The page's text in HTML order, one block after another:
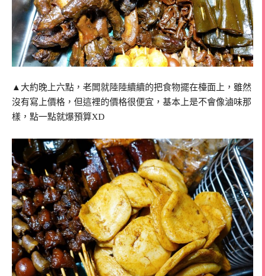
▲大約晚上六點，老闆就陸陸續續的把食物擺在檯面上，雖然
沒有寫上價格，但這裡的價格很便宜，基本上是不會像滷味那
樣，點一點就爆預算XD